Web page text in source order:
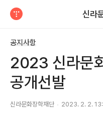
신라
공지사항
2023 신라문
공개선발
신라문화장학재단 2023. 2. 2.